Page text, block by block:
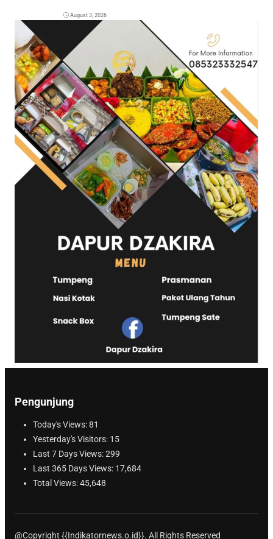
August 3, 2026
Pengunjung
Today's Views:81
Yesterday's Visitors: 15
Last 7 Days Views:299
Last 365 Days Views: 17,684
Total Views:45,648
@Copyright {{Indikatornews.o.id}}. All Rights Reserved